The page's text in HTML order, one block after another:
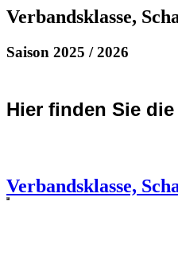
Verbandsklasse,
Saison 2025 / 2026
Hier finden Sie
Verbandsklasse,